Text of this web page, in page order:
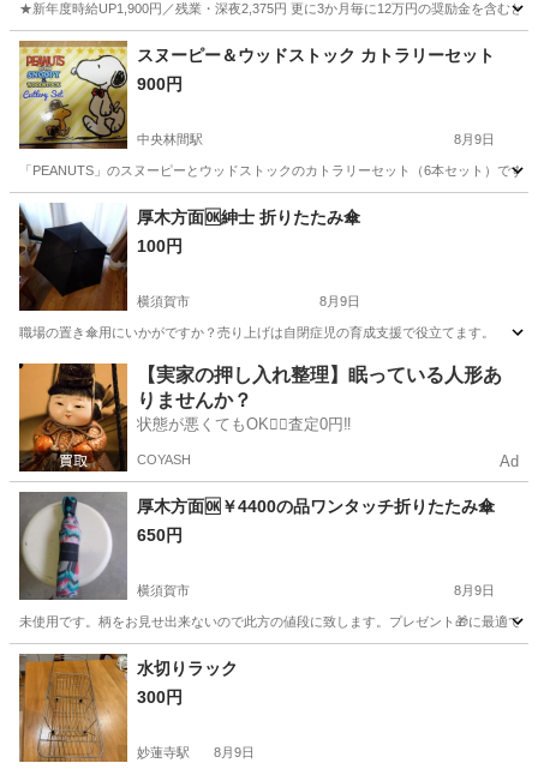
★新年度時給UP1,900円／残業・深夜2,375円 更に3か月毎に12万円の奨励金を含む
神奈川 藤沢市 その他
スヌーピー＆ウッドストック カトラリーセット
900円
中央林間駅 8月9日
「PEANUTS」のスヌーピーとウッドストックのカトラリーセット（6本セット）で
神奈川 大和市 中央林間駅 食器
厚木方面🆗紳士 折りたたみ傘
100円
横須賀市 8月9日
職場の置き傘用にいかがですか？売り上げは自閉症児の育成支援で役立てます。
神奈川 横須賀市 その他 置き傘
【実家の押し入れ整理】眠っている人形あ
りませんか？
状態が悪くてもOK🙆‍♀️査定0円‼️
COYASH Ad
厚木方面🆗￥4400の品ワンタッチ折りたたみ傘
650円
横須賀市 8月9日
未使用です。柄をお見せ出来ないので此方の値段に致します。プレゼント🎁に最適です
神奈川 横須賀市 生活雑貨
水切りラック
300円
妙蓮寺駅 8月9日